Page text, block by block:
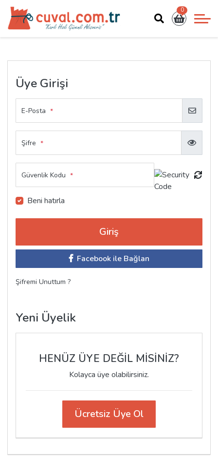
0
Üye Girişi
E-Posta *
Şifre *
Güvenlik Kodu *
Beni hatırla
Facebook ile Bağlan
Şifremi Unuttum ?
Yeni Üyelik
HENÜZ ÜYE DEĞİL MİSİNİZ?
Kolayca üye olabilirsiniz.
Ücretsiz Üye Ol